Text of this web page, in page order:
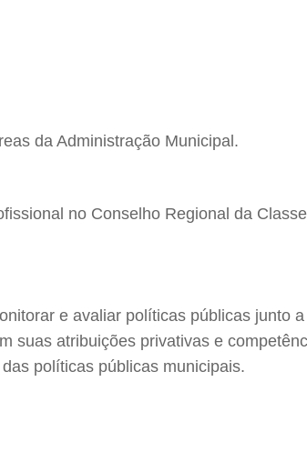
da Administração Municipal.
no Conselho Regional da
e avaliar políticas públicas junto
suas atribuições privativas e
políticas públicas municipais.